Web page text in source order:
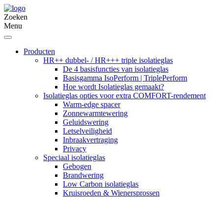
Zoeken
Menu
Producten
HR++ dubbel- / HR+++ triple isolatieglas
De 4 basisfuncties van isolatieglas
Basisgamma IsoPerform | TriplePerform
Hoe wordt Isolatieglas gemaakt?
Isolatieglas opties voor extra COMFORT-rendement
Warm-edge spacer
Zonnewarmtewering
Geluidswering
Letselveiligheid
Inbraakvertraging
Privacy
Speciaal isolatieglas
Gebogen
Brandwering
Low Carbon isolatieglas
Kruisroeden & Wienersprossen